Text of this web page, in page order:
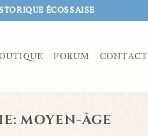
ÉCOSSAISE
FORUM CONTACT
MOYEN-ÂGE